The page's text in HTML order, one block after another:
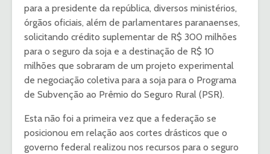
para a presidente da república, diversos ministérios,
órgãos oficiais, além de parlamentares paranaenses,
solicitando crédito suplementar de R$ 300 milhões
para o seguro da soja e a destinação de R$ 10
milhões que sobraram de um projeto experimental
de negociação coletiva para a soja para o Programa
de Subvenção ao Prêmio do Seguro Rural (PSR).
Esta não foi a primeira vez que a federação se
posicionou em relação aos cortes drásticos que o
governo federal realizou nos recursos para o seguro